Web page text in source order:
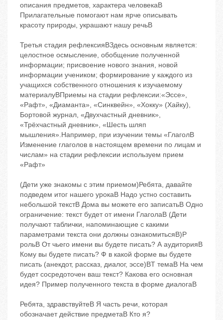
описания предметов, характера человекаB
Прилагательные помогают нам ярче описывать
красоту природы, украшают нашу речьB
Третья стадия ‬рефлексияBЗдесь основным является:
целостное осмысление, обобщение полученной
информации; присвоение нового знания, новой
информации учеником; формирование у каждого из
учащихся собственного отношения к изучаемому
материалуBПриемы на стадии рефлексии:«Эссе»,
«Рафт», «Диаманта», «Синквейн», «Хокку» (Хайку),
Бортовой журнал, «Двухчастный дневник»,
«Трёхчастный дневник», «Шесть шляп
мышления».Например, при изучении темы «ГлаголB
Изменение глаголов в настоящем времени по лицам и
числам» на стадии рефлексии используем прием
«Рафт»
(Дети уже знакомы с этим приемом)Ребята, давайте
подведем итог нашего урокаB Надо устно составить
небольшой текстB Дома вы можете его записатьB Одно
ограничение: текст будет от имени ГлаголаB (Дети
получают таблички, напоминающие с какими
параметрами текста они должны ознакомитьсяB)Р
‬рольB От чьего имени вы будете писать? А ‬аудиторияB
Кому вы будете писать? Ф ‬в какой форме вы будете
писать (анекдот, рассказ, диалог, эссе)BТ ‬темаB На чем
будет сосредоточен ваш текст? Какова его основная
идея? Пример полученного текста в форме диалогаB
Ребята, здравствуйтеB Я ‬часть речи, которая
обозначает действие предметаB Кто я?